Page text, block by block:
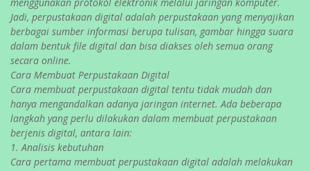
menggunakan protokol elektronik melalui jaringan komputer.
Jadi, perpustakaan digital adalah perpustakaan yang menyajikan
berbagai sumber informasi berupa tulisan, gambar hingga suara
dalam bentuk file digital dan bisa diakses oleh semua orang
secara online.
Cara Membuat Perpustakaan Digital
Cara membuat perpustakaan digital tentu tidak mudah dan
hanya mengandalkan adanya jaringan internet. Ada beberapa
langkah yang perlu dilakukan dalam membuat perpustakaan
berjenis digital, antara lain:
1. Analisis kebutuhan
Cara pertama membuat perpustakaan digital adalah melakukan